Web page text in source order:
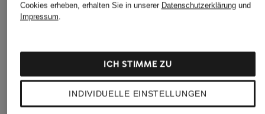
Cookies erheben, erhalten Sie in unserer Datenschutzerklärungund
Impressum.
INDIVIDUELLE EINSTELLUNGEN
ICH STIMME ZU